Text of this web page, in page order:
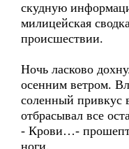
скудную
милицейская
происшествии.
Ночь ласково
осенним ветром.
соленный привкус
отбрасывал все
- Крови…-
ноги.